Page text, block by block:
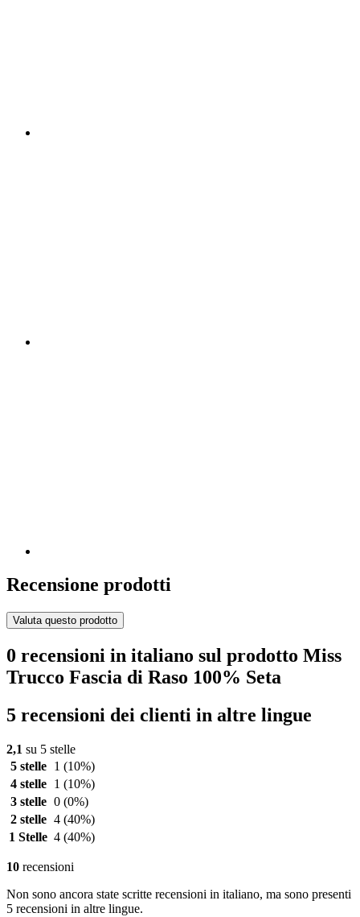
Recensione prodotti
Valuta questo prodotto
0 recensioni in italiano sul prodotto Miss
Trucco Fascia di Raso 100% Seta
5 recensioni dei clienti in altre lingue
2,1 su 5 stelle
5 stelle
1 (10%)
4 stelle
1 (10%)
3 stelle 0 (0%)
2 stelle 4 (40%)
1 Stelle 4 (40%)
10 recensioni
Non sono ancora state scritte recensioni in italiano, ma sono presenti
5 recensioni in altre lingue.